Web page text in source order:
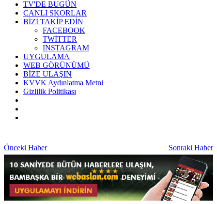
TV'DE BUGÜN
CANLI SKORLAR
BİZİ TAKİP EDİN
FACEBOOK
TWİTTER
INSTAGRAM
UYGULAMA
WEB GÖRÜNÜMÜ
BİZE ULAŞIN
KVVK Aydınlatma Metni
Gizlilik Politikası
Önceki Haber Sonraki Haber